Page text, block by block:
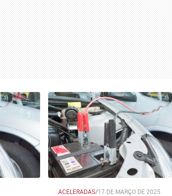
ACELERADAS/17 DE MARÇO DE 2025